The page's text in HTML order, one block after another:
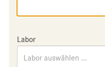
Labor
Labor auswählen ...